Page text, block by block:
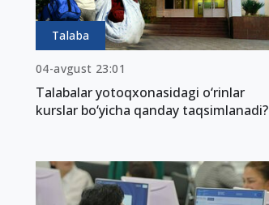
Talaba
04-avgust 23:01
Talabalar yotoqxonasidagi o‘rinlar
kurslar bo‘yicha qanday taqsimlanadi?